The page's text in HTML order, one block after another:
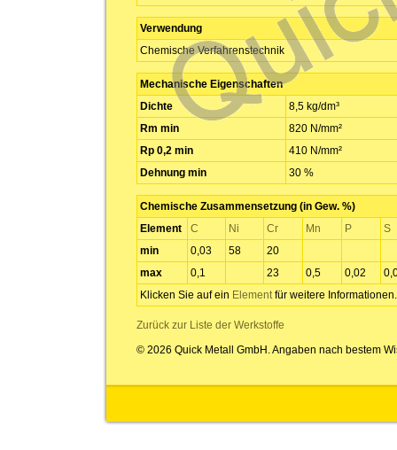
Verwendung
Chemische Verfahrenstechnik
Mechanische Eigenschaften
Dichte
8,5 kg/dm³
Rm min
820 N/mm²
Rp 0,2 min
410 N/mm²
Dehnung min
30 %
Chemische Zusammensetzung (in Gew. %)
Element
C Ni Cr Mn P
S
min
0,03 58
20
max
0,1 23 0,5 0,02
Klicken Sie auf ein Elementfür weitere Informationen.
Zurück zur Liste der Werkstoffe
© 2026 Quick Metall GmbH. Angaben nach bestem